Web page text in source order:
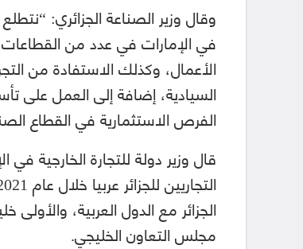
وقال وزير الصناعة الجزائري:
في الإمارات في عدد من القطاعات
الأعمال، وكذلك الاستفادة من
السيادية، إضافة إلى العمل على
الفرص الاستثمارية في القطاع
قال وزير دولة للتجارة الخارجية
مجلس التعاون الخليجي.